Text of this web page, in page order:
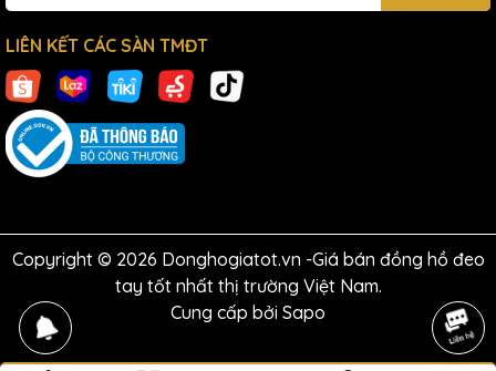
LIÊN KẾT CÁC SÀN TMĐT
Copyright © 2026 Donghogiatot.vn -Giá bán đồng hồ đeo
tay tốt nhất thị trường Việt Nam.
Cung cấp bởi Sapo